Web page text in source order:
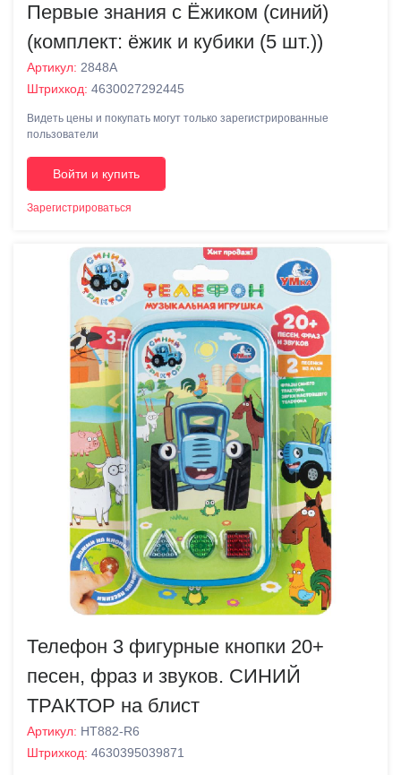
Первые знания с Ёжиком (синий)
(комплект: ёжик и кубики (5 шт.))
Артикул: 2848А
Штрихкод: 4630027292445
Видеть цены и покупать могут только зарегистрированные
пользователи
Войти и купить
Зарегистрироваться
Телефон 3 фигурные кнопки 20+
песен, фраз и звуков. СИНИЙ
ТРАКТОР на блист
Артикул: HT882-R6
Штрихкод: 4630395039871